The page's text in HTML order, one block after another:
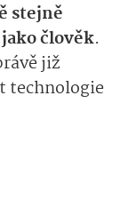
stejně
člověk.
již
technologie